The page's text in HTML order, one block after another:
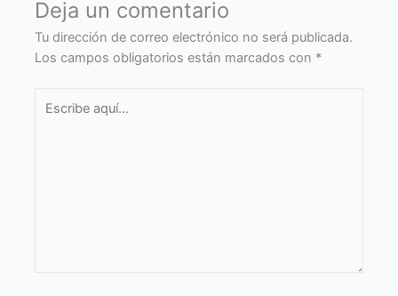
Deja un comentario
Tu dirección de correo electrónico no será publicada.
Los campos obligatorios están marcados con *
aquí...